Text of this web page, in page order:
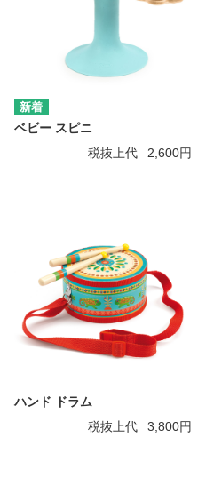
ベビー スピニ
税抜上代
2,600円
ハンド ドラム
税抜上代
3,800円